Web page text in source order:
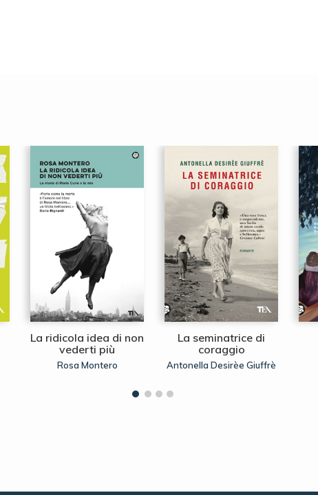
La ridicola idea di non
vederti più
Rosa Montero
La seminatrice di
coraggio
Antonella Desirèe Giuffrè